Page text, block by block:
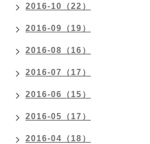
2016-10（22）
2016-09（19）
2016-08（16）
2016-07（17）
2016-06（15）
2016-05（17）
2016-04（18）